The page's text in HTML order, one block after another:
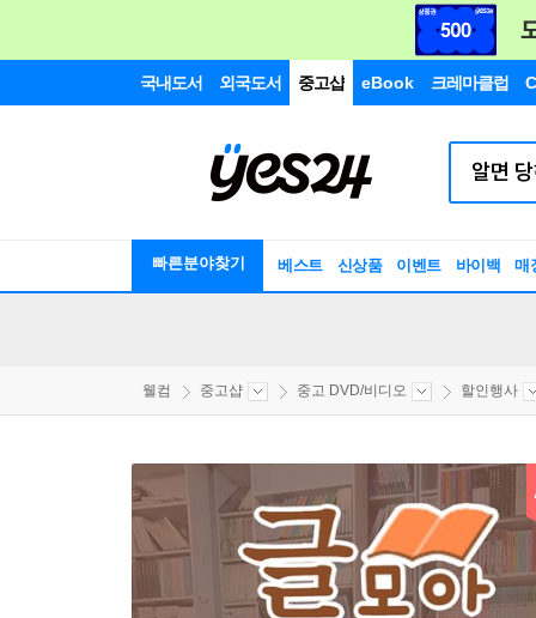
국내도서 외국도서 중고샵 eBook 크레마클럽
빠른분야찾기 베스트 신상품 이벤트 바이백 매
웰컴 중고샵 중고 DVD/비디오 할인행사